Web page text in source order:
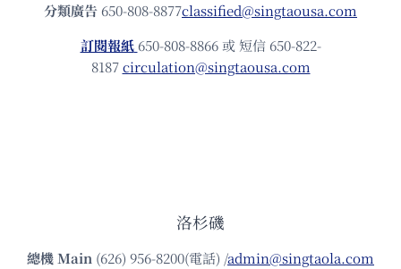
分類廣告 650-808-8877classified@singtaousa.com
訂閱報紙 650-808-8866 或 短信 650-822-
8187circulation@singtaousa.com
洛杉磯
總機Main (626) 956-8200(電話) /admin@singtaola.com